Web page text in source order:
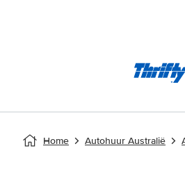
Home Autohuur Australië